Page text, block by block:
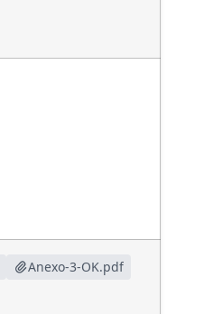
Anexo-3-OK.pdf